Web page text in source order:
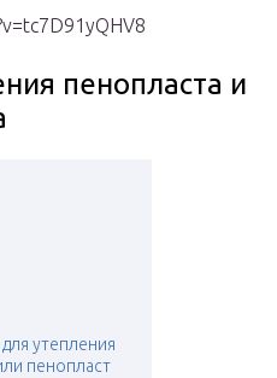
пенопласта и
утепления
пенопласт